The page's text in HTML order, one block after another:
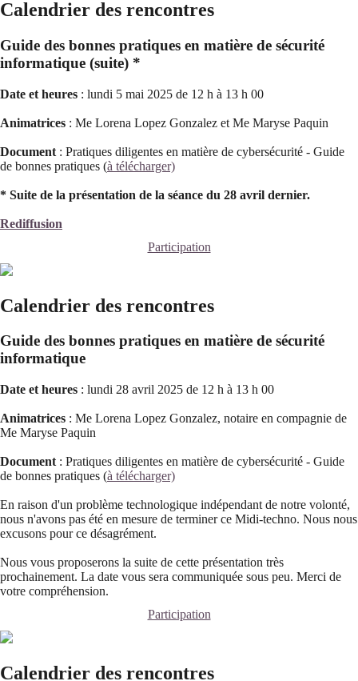
Calendrier des rencontres
Guide des bonnes pratiques en matière de sécurité
informatique (suite) *
Date et heures : lundi 5 mai 2025 de 12 h à 13 h 00
Animatrices : Me Lorena Lopez Gonzalez et Me Maryse Paquin
Document : Pratiques diligentes en matière de cybersécurité - Guide
de bonnes pratiques (à télécharger)
* Suite de la présentation de la séance du 28 avril dernier.
Rediffusion
Participation
Calendrier des rencontres
Guide des bonnes pratiques en matière de sécurité
informatique
Date et heures : lundi 28 avril 2025 de 12 h à 13 h 00
Animatrices : Me Lorena Lopez Gonzalez, notaire en compagnie de
Me Maryse Paquin
Document : Pratiques diligentes en matière de cybersécurité - Guide
de bonnes pratiques (à télécharger)
En raison d'un problème technologique indépendant de notre volonté,
nous n'avons pas été en mesure de terminer ce Midi-techno. Nous nous
excusons pour ce désagrément.
Nous vous proposerons la suite de cette présentation très
prochainement. La date vous sera communiquée sous peu. Merci de
votre compréhension.
Participation
Calendrier des rencontres